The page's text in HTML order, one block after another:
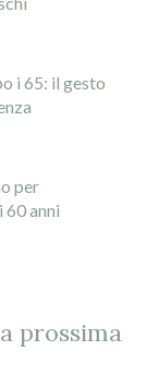
i 65: il gesto
per
60 anni
prossima